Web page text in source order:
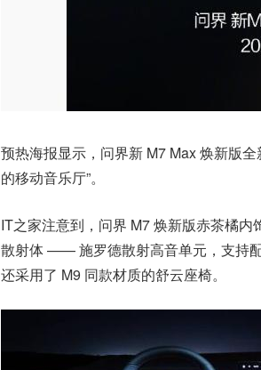
预热海报显示，问界新 M7 Max 焕新版
的移动音乐厅”。
IT之家注意到，问界 M7 焕新版赤茶橘
散射体 —— 施罗德散射高音单元，支持
还采用了 M9 同款材质的舒云座椅。